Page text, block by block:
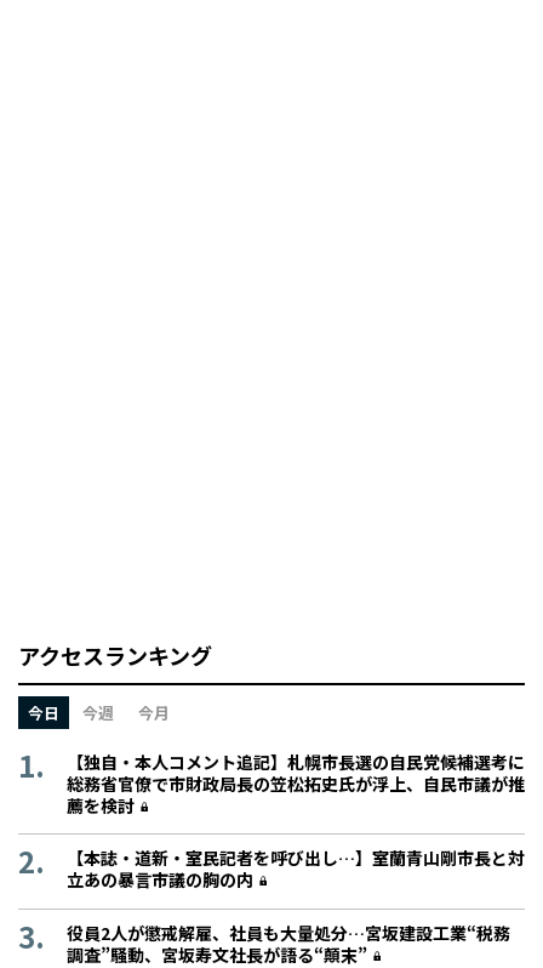
アクセスランキング
今日 今週 今月
【独自・本人コメント追記】札幌市長選の自民党候補選考に
総務省官僚で市財政局長の笠松拓史氏が浮上、自民市議が推
薦を検討
【本誌・道新・室民記者を呼び出し…】室蘭青山剛市長と対
立あの暴言市議の胸の内
役員2人が懲戒解雇、社員も大量処分…宮坂建設工業“税務
調査”騒動、宮坂寿文社長が語る“顛末”